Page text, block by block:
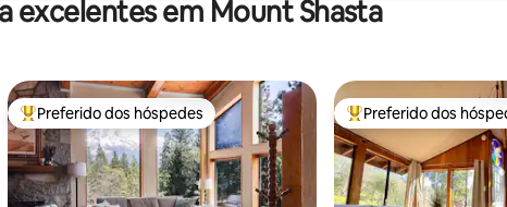
excelentes em Mount Shasta
Entre os melhores preferidos dos hóspedes
Preferido dos hóspedes Entre os melhores
Preferido dos